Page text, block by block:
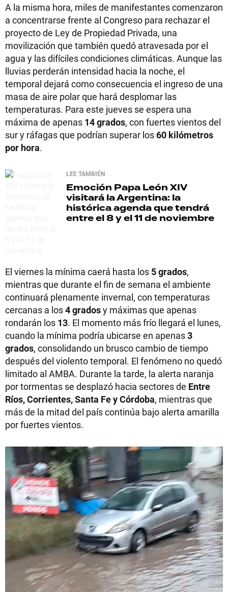
A la misma hora, miles de manifestantes comenzaron
a concentrarse frente al Congreso para rechazar el
proyecto de Ley de Propiedad Privada, una
movilización que también quedó atravesada por el
agua y las difíciles condiciones climáticas. Aunque las
lluvias perderán intensidad hacia la noche, el
temporal dejará como consecuencia el ingreso de una
masa de aire polar que hará desplomar las
temperaturas. Para este jueves se espera una
máxima de apenas 14 grados, con fuertes vientos del
sur y ráfagas que podrían superar los60 kilómetros
por hora.
LEE TAMBIÉN
Emoción Papa León XIV
visitará la Argentina: la
histórica agenda que tendrá
entre el 8 y el 11 de noviembre
El viernes la mínima caerá hasta los 5 grados,
mientras que durante el fin de semana el ambiente
continuará plenamente invernal, con temperaturas
cercanas a los4 gradosy máximas que apenas
rondarán los 13. El momento más frío llegará el lunes,
cuando la mínima podría ubicarse en apenas3
grados, consolidando un brusco cambio de tiempo
después del violento temporal. El fenómeno no quedó
limitado al AMBA. Durante la tarde, la alerta naranja
por tormentas se desplazó hacia sectores de Entre
Ríos, Corrientes, Santa Fe y Córdoba, mientras que
más de la mitad del país continúa bajo alerta amarilla
por fuertes vientos.